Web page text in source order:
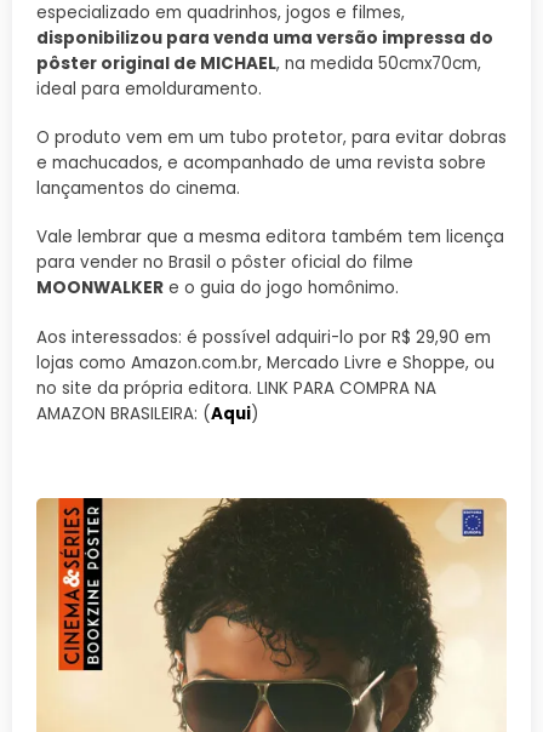
especializado em quadrinhos, jogos e filmes,
disponibilizou para venda uma versão impressa do
pôster original de MICHAEL, na medida 50cmx70cm,
ideal para emolduramento.
O produto vem em um tubo protetor, para evitar dobras
e machucados, e acompanhado de uma revista sobre
lançamentos do cinema.
Vale lembrar que a mesma editora também tem licença
para vender no Brasil o pôster oficial do filme
MOONWALKER e o guia do jogo homônimo.
Aos interessados: é possível adquiri-lo por R$ 29,90 em
lojas como Amazon.com.br, Mercado Livre e Shoppe, ou
no site da própria editora. LINK PARA COMPRA NA
AMAZON BRASILEIRA: (Aqui)